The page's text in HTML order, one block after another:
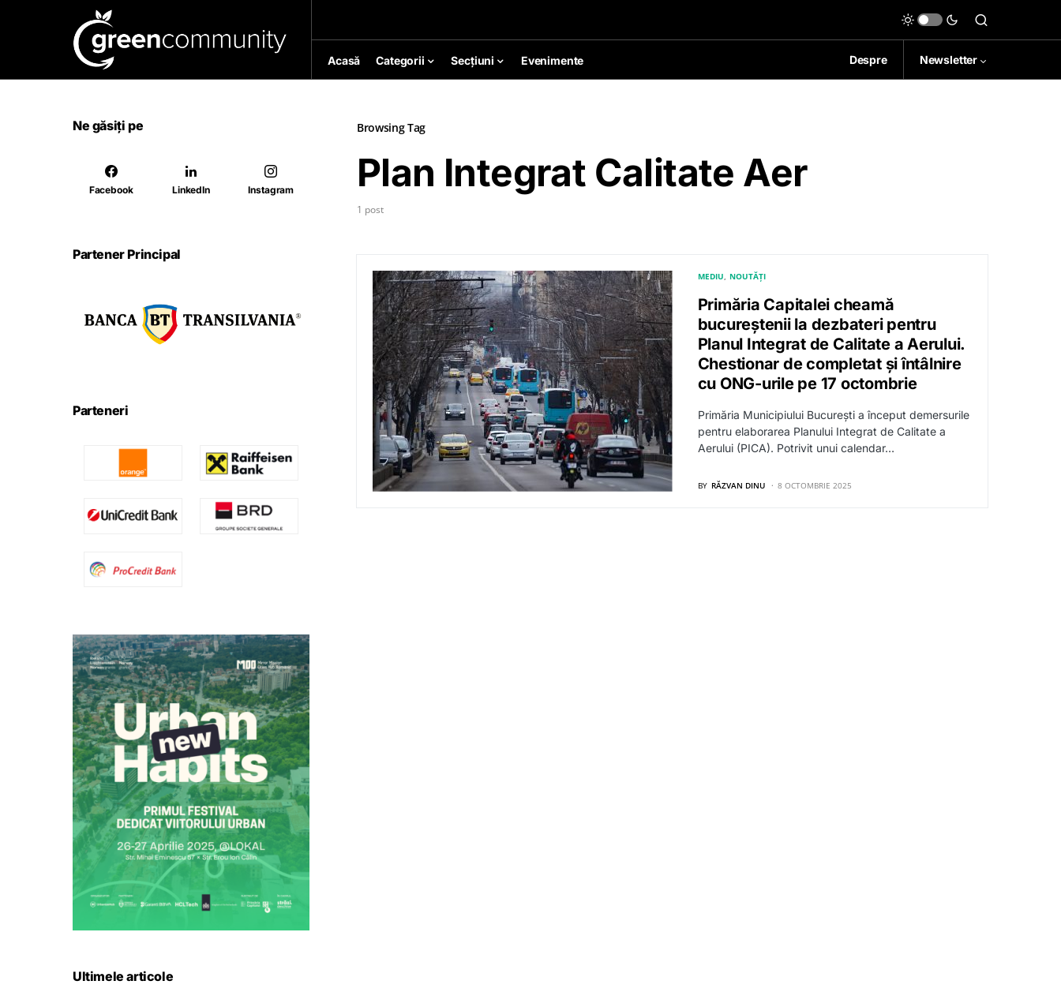
Acasă Categorii Secțiuni Evenimente Despre Newsletter
Browsing Tag
Plan Integrat Calitate Aer
1 post
MEDIU NOUTĂȚI
Primăria Capitalei cheamă
bucureștenii la dezbateri pentru
Planul Integrat de Calitate a Aerului.
Chestionar de completat și întâlnire
cu ONG-urile pe 17 octombrie
Primăria Municipiului București a început demersurile
pentru elaborarea Planului Integrat de Calitate a
Aerului (PICA). Potrivit unui calendar…
BY RĂZVAN DINU 8 OCTOMBRIE 2025
Ne găsiți pe
Facebook LinkedIn Instagram
Partener Principal
Parteneri
Ultimele articole